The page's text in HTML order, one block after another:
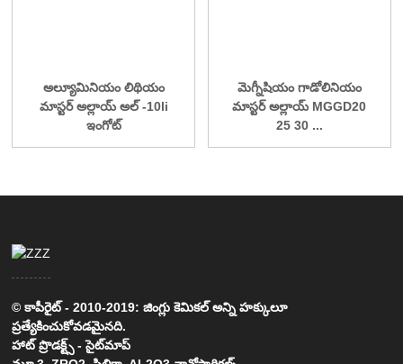
అల్యూమినియం లిథియం
మాస్టర్ అల్లాయ్ అల్ -10li
ఇంగోట్
మెగ్నీషియం గాడోలినియం
మాస్టర్ అల్లాయ్ MGGD20
25 30 ...
© కాపీరైట్ - 2010-2019: జింగ్లు కెమికల్ అన్ని హక్కులూ
ప్రత్యేకించుకోవడమైనది.
హాట్ ప్రొడక్ట్స్ -సైట్‌మాప్